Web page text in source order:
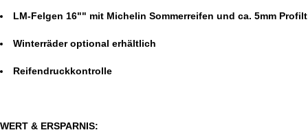
LM-Felgen 16"" mit Michelin Sommerreifen und ca. 5mm
Winterräder optional erhältlich
Reifendruckkontrolle
WERT & ERSPARNIS: